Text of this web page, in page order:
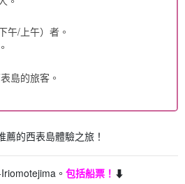
午/上午）者。
島的旅客。
的西表島體驗之旅！
。 包括船票！ ⬇︎